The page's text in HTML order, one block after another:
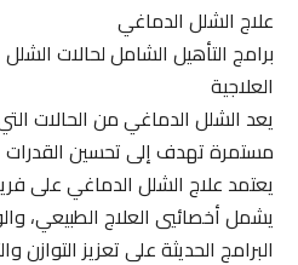
علاج الشلل الدماغي
برامج التأهيل الشامل لحالات الشلل
العلاجية
يعد الشلل الدماغي من الحالات التي
مستمرة تهدف إلى تحسين القدرات
يعتمد علاج الشلل الدماغي على
يشمل أخصائيي العلاج الطبيعي،
البرامج الحديثة على تعزيز التوازن